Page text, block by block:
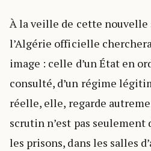
À la veille de cette
l’Algérie officielle
image : celle d’un État en
consulté, d’un régime
réelle, elle, regarde
scrutin n’est pas seulement
les prisons, dans les salles